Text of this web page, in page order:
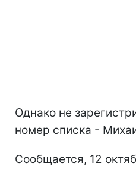
Однако не
номер списка -
Сообщается, 12